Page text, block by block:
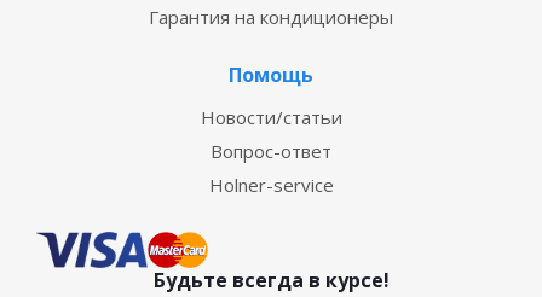
Гарантия на кондиционеры
Помощь
Новости/статьи
Вопрос-ответ
Holner-service
Будьте всегда в курсе!